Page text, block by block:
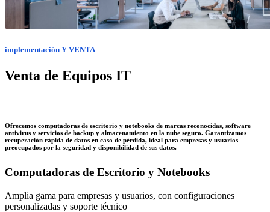
implementación Y VENTA
Venta de Equipos IT
Ofrecemos computadoras de escritorio y notebooks de marcas reconocidas, software
antivirus y servicios de backup y almacenamiento en la nube seguro. Garantizamos
recuperación rápida de datos en caso de pérdida, ideal para empresas y usuarios
preocupados por la seguridad y disponibilidad de sus datos.
Computadoras de Escritorio y Notebooks
Amplia gama para empresas y usuarios, con configuraciones
personalizadas y soporte técnico